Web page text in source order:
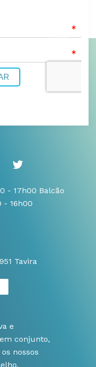
- 17h00 Balcão
- 16h00
Tavira
e
conjunto,
nossos